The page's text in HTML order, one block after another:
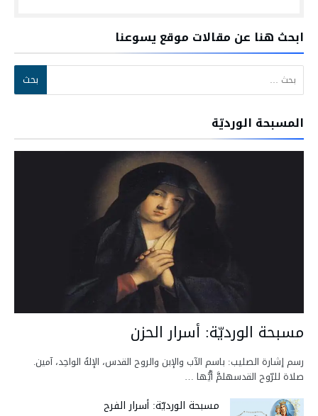
ابحث هنا عن مقالات موقع يسوعنا
البحث عن:
المسبحة الورديّة
مسبحة الورديّة: أسرار الحزن
رسم إشارة الصليب: باسم الآب والإبن والروح القدس، الإلهُ الواحِد، آمين.
صلاة للرّوح القدسهلمَّ أيُّها …
مسبحة الورديّة: أسرار الفرح